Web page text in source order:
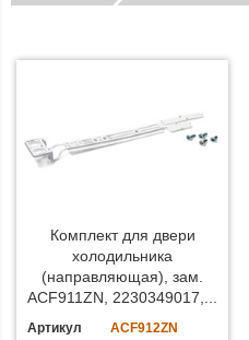
Комплект для двери
холодильника
(направляющая), зам.
ACF911ZN, 2230349017,...
Артикул ACF912ZN